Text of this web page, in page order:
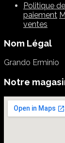
Politique
paiement
ventes
Nom Légal
Grando Erminio
Notre